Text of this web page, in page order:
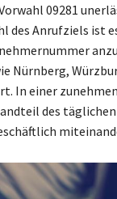
09281
des Anrufziels ist
Nürnberg,
In einer
des täglichen